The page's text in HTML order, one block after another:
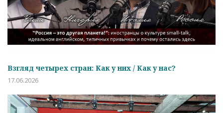
Взгляд четырех стран: Как у них / Как у нас?
17.06.2026